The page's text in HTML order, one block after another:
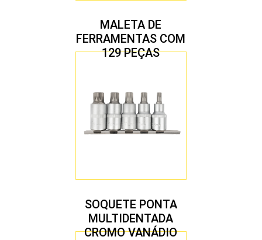
MALETA DE
FERRAMENTAS COM
129 PEÇAS
SOQUETE PONTA
MULTIDENTADA
CROMO VANÁDIO